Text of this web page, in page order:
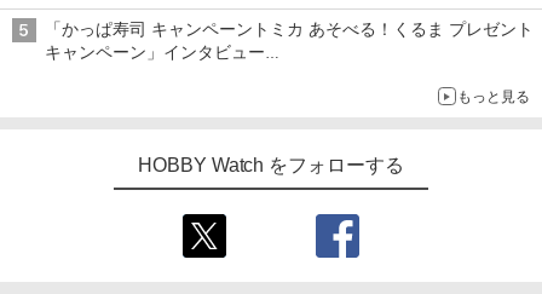
示会】
「かっぱ寿司 キャンペーントミカ あそべる！くるま プレゼント
キャンペーン」インタビュー
もっと見る
HOBBY Watch をフォローする